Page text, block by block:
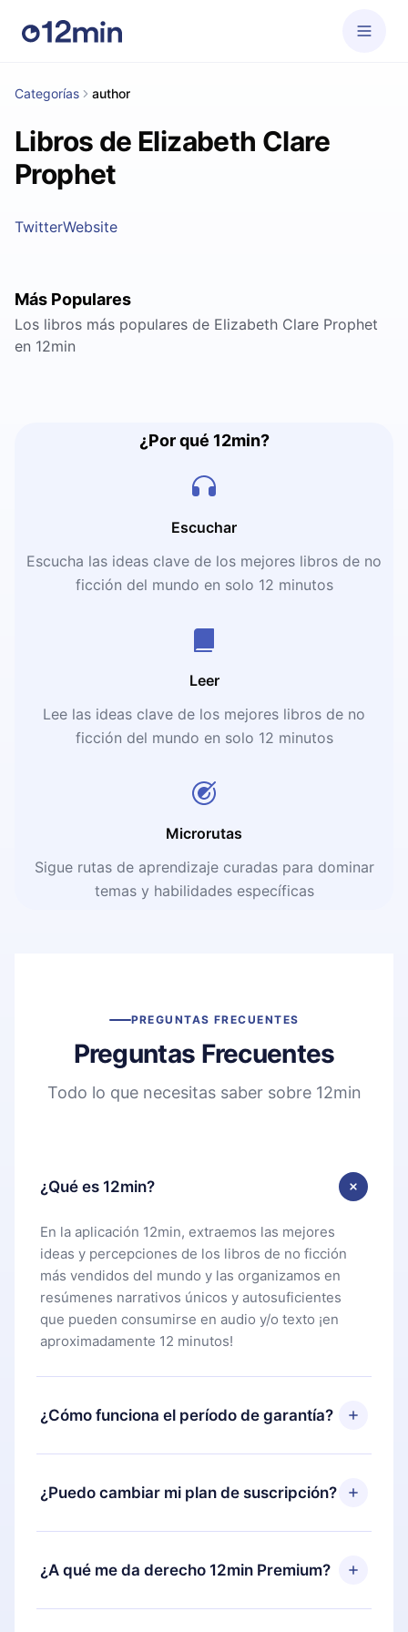
Categorías author
Libros de Elizabeth Clare
Prophet
TwitterWebsite
Más Populares
Los libros más populares de Elizabeth Clare Prophet
en 12min
¿Por qué 12min?
Escuchar
Escucha las ideas clave de los mejores libros de no
ficción del mundo en solo 12 minutos
Leer
Lee las ideas clave de los mejores libros de no
ficción del mundo en solo 12 minutos
Microrutas
Sigue rutas de aprendizaje curadas para dominar
temas y habilidades específicas
PREGUNTAS FRECUENTES
Preguntas Frecuentes
Todo lo que necesitas saber sobre 12min
¿Qué es 12min?
En la aplicación 12min, extraemos las mejores
ideas y percepciones de los libros de no ficción
más vendidos del mundo y las organizamos en
resúmenes narrativos únicos y autosuficientes
que pueden consumirse en audio y/o texto ¡en
aproximadamente 12 minutos!
¿Cómo funciona el período de garantía?
Puedes descargar nuestra aplicación y comenzar a
disfrutar de nuestra biblioteca. Si por alguna razón
no estás satisfecho con nuestra plataforma,
días posteriores a la compra y solicita el
pagaste, sin preguntas ni burocracia.
¿Puedo cambiar mi plan de suscripción?
Sí, pero el cambio solo se aplicará a partir del
próximo período de facturación. Por ejemplo, si
decides cambiar tu suscripción mensual a anual,
¿A qué me da derecho 12min Premium?
12min Premium es un plan que te garantiza acceso